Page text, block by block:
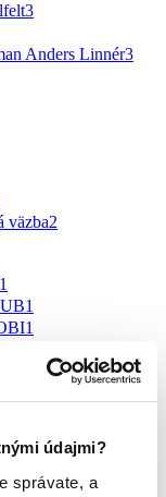
údajmi?
správate, a
3
Anders Linnér3
väzba2
1
1
1